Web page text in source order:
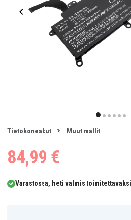
item
0
of
Tietokoneakut Muut mallit
84,99 €
Varastossa, heti valmis toimitettavaksi